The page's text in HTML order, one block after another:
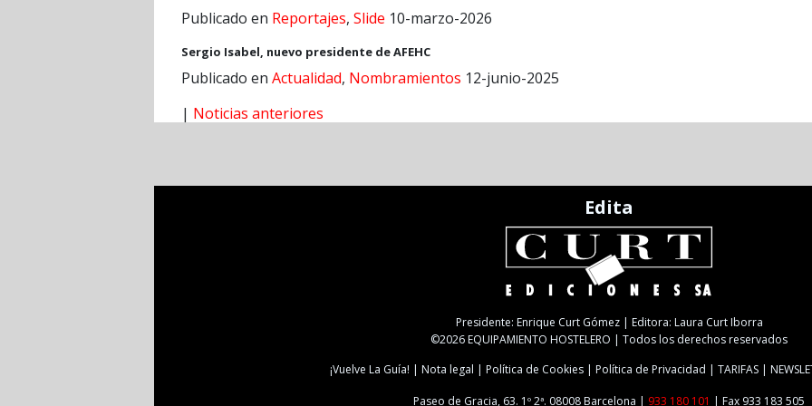
Publicado en Reportajes, Slide 10-marzo-2026
Sergio Isabel, nuevo presidente de AFEHC
Publicado en Actualidad, Nombramientos 12-junio-2025
| Noticias anteriores
Edita
Presidente: Enrique Curt Gómez | Editora: Laura Curt Iborra
©2026 EQUIPAMIENTO HOSTELERO | Todos los derechos reservados
¡Vuelve La Guía!
Nota legal Política de Cookies Política de Privacidad TARIFAS
Paseo de Gracia, 63. 1º 2ª. 08008 Barcelona | 933 180 101 | Fax 933 183 505